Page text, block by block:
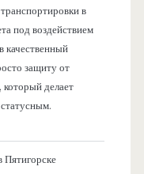
в
под воздействием
качественный
защиту от
делает
Пятигорске